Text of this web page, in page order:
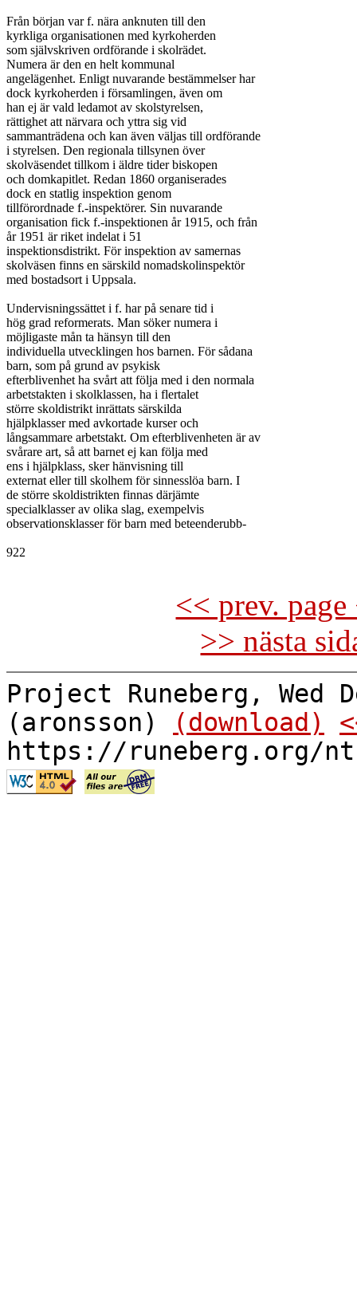
Från början var f. nära anknuten till den
kyrkliga organisationen med kyrkoherden
som självskriven ordförande i skolrädet.
Numera är den en helt kommunal
angelägenhet. Enligt nuvarande bestämmelser har
dock kyrkoherden i församlingen, även om
han ej är vald ledamot av skolstyrelsen,
rättighet att närvara och yttra sig vid
sammanträdena och kan även väljas till ordförande
i styrelsen. Den regionala tillsynen över
skolväsendet tillkom i äldre tider biskopen
och domkapitlet. Redan 1860 organiserades
dock en statlig inspektion genom
tillförordnade f.-inspektörer. Sin nuvarande
organisation fick f.-inspektionen år 1915, och från
år 1951 är riket indelat i 51
inspektionsdistrikt. För inspektion av samernas
skolväsen finns en särskild nomadskolinspektör
med bostadsort i Uppsala.
Undervisningssättet i f. har på senare tid i
hög grad reformerats. Man söker numera i
möjligaste mån ta hänsyn till den
individuella utvecklingen hos barnen. För sådana
barn, som på grund av psykisk
efterblivenhet ha svårt att följa med i den normala
arbetstakten i skolklassen, ha i flertalet
större skoldistrikt inrättats särskilda
hjälpklasser med avkortade kurser och
långsammare arbetstakt. Om efterblivenheten är av
svårare art, så att barnet ej kan följa med
ens i hjälpklass, sker hänvisning till
externat eller till skolhem för sinnesslöa barn. I
de större skoldistrikten finnas därjämte
specialklasser av olika slag, exempelvis
observationsklasser för barn med beteenderubb-
922
<< prev.
>> nästa
Project Runeberg, Wed
(aronsson)
(download)
https://runeberg.org/